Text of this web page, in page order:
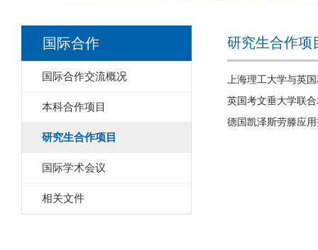
国际合作
国际合作交流概况
本科合作项目
研究生合作项目
国际学术会议
相关文件
研究生合作项
上海理工大学与英
英国考文垂大学联
德国凯泽斯劳滕应